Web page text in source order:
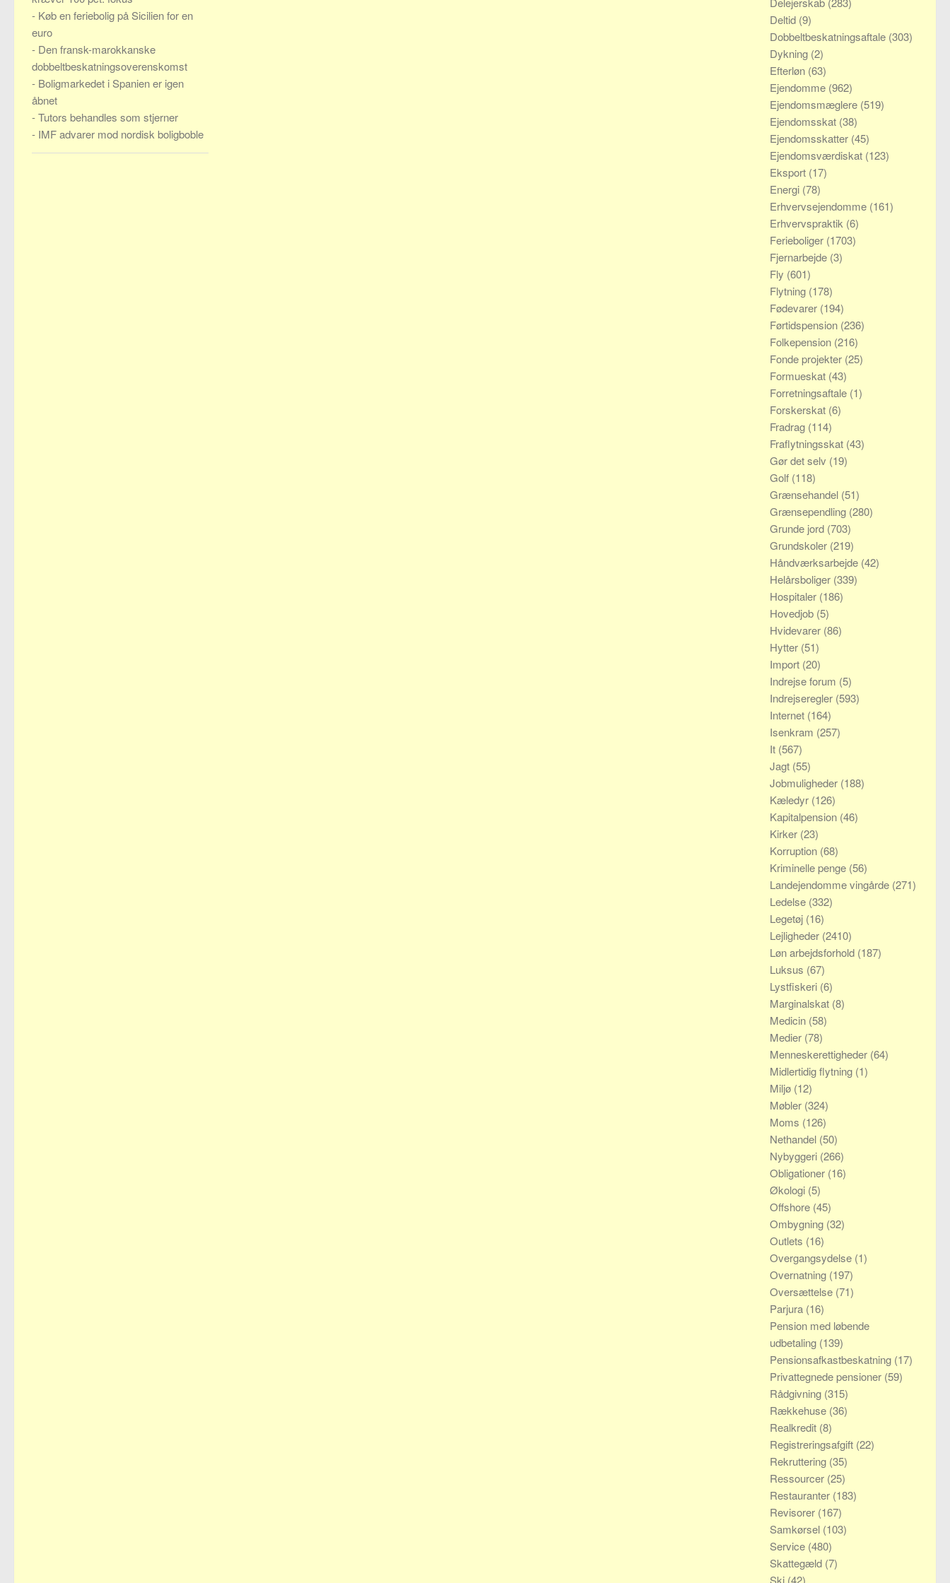
- Køb en feriebolig på Sicilien for en
euro
- Den fransk-marokkanske
dobbeltbeskatningsoverenskomst
- Boligmarkedet i Spanien er igen
åbnet
-Tutors behandles som stjerner
- IMF advarer mod nordisk boligboble
Deltid (9)
Dobbeltbeskatningsaftale (303)
Dykning (2)
Efterløn (63)
Ejendomme (962)
Ejendomsmæglere (519)
Ejendomsskat (38)
Ejendomsskatter (45)
Ejendomsværdiskat (123)
Eksport (17)
Energi (78)
Erhvervsejendomme (161)
Erhvervspraktik (6)
Ferieboliger (1703)
Fjernarbejde (3)
Fly (601)
Flytning (178)
Fødevarer (194)
Førtidspension (236)
Folkepension (216)
Fonde projekter (25)
Formueskat (43)
Forretningsaftale (1)
Forskerskat (6)
Fradrag (114)
Fraflytningsskat (43)
Gør det selv (19)
Golf (118)
Grænsehandel (51)
Grænsependling (280)
Grunde jord (703)
Grundskoler (219)
Håndværksarbejde (42)
Helårsboliger (339)
Hospitaler (186)
Hovedjob (5)
Hvidevarer (86)
Hytter (51)
Import (20)
Indrejse forum (5)
Indrejseregler (593)
Internet (164)
Isenkram (257)
It (567)
Jagt (55)
Jobmuligheder (188)
Kæledyr (126)
Kapitalpension (46)
Kirker (23)
Korruption (68)
Kriminelle penge (56)
Landejendomme vingårde (271)
Ledelse (332)
Legetøj (16)
Lejligheder (2410)
Løn arbejdsforhold (187)
Luksus (67)
Lystfiskeri (6)
Marginalskat (8)
Medicin (58)
Medier (78)
Menneskerettigheder (64)
Midlertidig flytning (1)
Miljø (12)
Møbler (324)
Moms (126)
Nethandel (50)
Nybyggeri (266)
Obligationer (16)
Økologi (5)
Offshore (45)
Ombygning (32)
Outlets (16)
Overgangsydelse (1)
Overnatning (197)
Oversættelse (71)
Parjura (16)
Pension med løbende
udbetaling (139)
Pensionsafkastbeskatning (17)
Privattegnede pensioner (59)
Rådgivning (315)
Rækkehuse (36)
Realkredit (8)
Registreringsafgift (22)
Rekruttering (35)
Ressourcer (25)
Restauranter (183)
Revisorer (167)
Samkørsel (103)
Service (480)
Skattegæld (7)
Ski (42)